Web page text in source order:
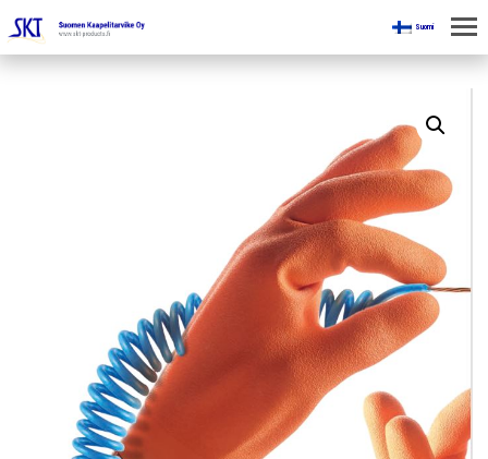
Suomi
KAAPELINKÄSITTELYLAITTEET
JÄNNITETYÖLINJAVARUSTEET
KAIVOSTEOLLISUUDEN LAITTEET
ESITTEET